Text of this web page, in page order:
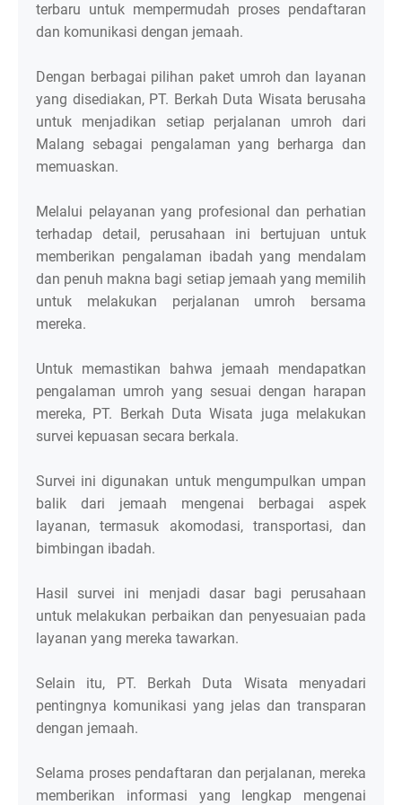
terbaru untuk mempermudah proses pendaftaran
dan komunikasi dengan jemaah.
Dengan berbagai pilihan paket umroh dan layanan
yang disediakan, PT. Berkah Duta Wisata berusaha
untuk menjadikan setiap perjalanan umroh dari
Malang sebagai pengalaman yang berharga dan
memuaskan.
Melalui pelayanan yang profesional dan perhatian
terhadap detail, perusahaan ini bertujuan untuk
memberikan pengalaman ibadah yang mendalam
dan penuh makna bagi setiap jemaah yang memilih
untuk melakukan perjalanan umroh bersama
mereka.
Untuk memastikan bahwa jemaah mendapatkan
pengalaman umroh yang sesuai dengan harapan
mereka, PT. Berkah Duta Wisata juga melakukan
survei kepuasan secara berkala.
Survei ini digunakan untuk mengumpulkan umpan
balik dari jemaah mengenai berbagai aspek
layanan, termasuk akomodasi, transportasi, dan
bimbingan ibadah.
Hasil survei ini menjadi dasar bagi perusahaan
untuk melakukan perbaikan dan penyesuaian pada
layanan yang mereka tawarkan.
Selain itu, PT. Berkah Duta Wisata menyadari
pentingnya komunikasi yang jelas dan transparan
dengan jemaah.
Selama proses pendaftaran dan perjalanan, mereka
memberikan informasi yang lengkap mengenai